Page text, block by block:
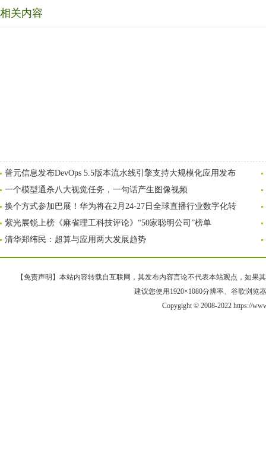
相关内容
普元信息发布DevOps 5.5版本流水线引擎支持大规模化应用发布
一个模型通杀八大视觉任务，一句话产生图像视频
换个方式参加巴展！华为将在2月24-27日全球直播行业数字化转
紫光展锐上榜《麻省理工科技评论》“50家聪明公司”榜单
清华郑纬民：超算与应用两大发展趋势
【免责声明】本站内容转载自互联网，其发布内容言论不代表本站观点，如果
建议您使用1920×1080分辨率、谷歌浏览
Copygight © 2008-2022 https://